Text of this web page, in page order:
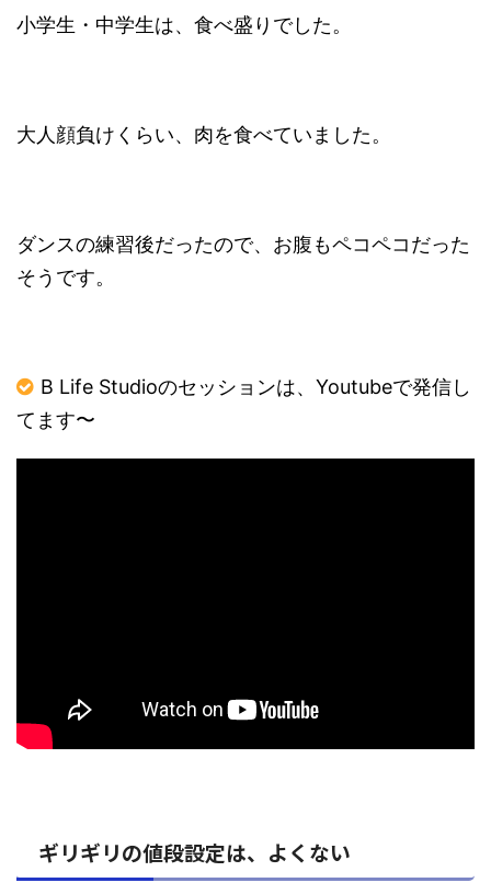
小学生・中学生は、食べ盛りでした。
大人顔負けくらい、肉を食べていました。
ダンスの練習後だったので、お腹もペコペコだった
そうです。
B Life Studioのセッションは、Youtubeで発信し
てます〜
ギリギリの値段設定は、よくない